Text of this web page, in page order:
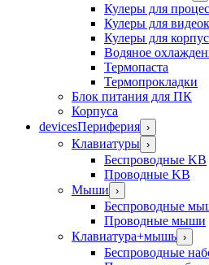
Кулеры для
Кулеры для
Кулеры для
Водяное
Термопаста
Термопрокладки
Блок питания для ПК
Корпуса
devicesПериферия ›
Клавиатуры ›
Беспроводные KB
Проводные KB
Мыши ›
Беспроводные
Проводные мыши
Клавиатура+мышь ›
Беспроводные